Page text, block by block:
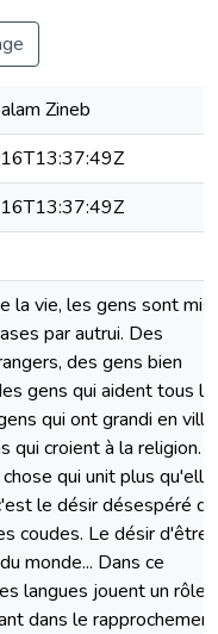
Zineb
la vie, les gens sont mis
par autrui. Des
des gens bien
gens qui aident tous
qui ont grandi en ville
qui croient à la religion.
qui unit plus qu'elle
le désir désespéré de
coudes. Le désir d'être
monde... Dans ce
langues jouent un rôle
dans le rapprochement